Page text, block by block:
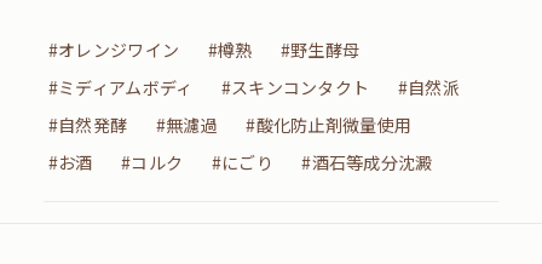
#オレンジワイン #樽熟
#野生酵母
#ミディアムボディ
#スキンコンタクト
#自然派
#自然発酵
#無濾過
#酸化防止剤微量使用
#お酒
#コルク #にごり #酒石等成分沈澱